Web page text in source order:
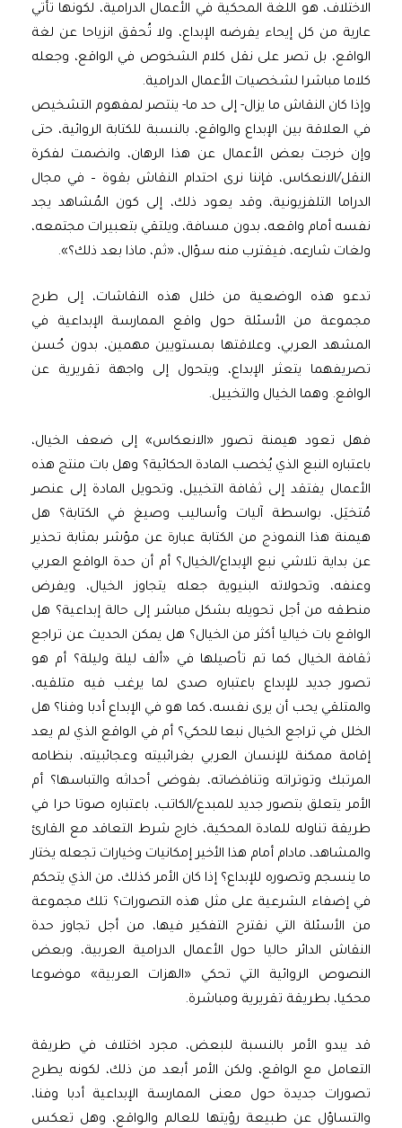
الاختلاف، هو اللغة المحكية في الأعمال الدرامية، لكونها تأتي
عارية من كل إيحاء يفرضه الإبداع، ولا تُحقق انزياحا عن لغة
الواقع، بل تصر على نقل كلام الشخوص في الواقع، وجعله
كلاما مباشرا لشخصيات الأعمال الدرامية.
وإذا كان النقاش ما يزال- إلى حد ما- ينتصر لمفهوم التشخيص
في العلاقة بين الإبداع والواقع، بالنسبة للكتابة الروائية، حتى
وإن خرجت بعض الأعمال عن هذا الرهان، وانضمت لفكرة
النقل/الانعكاس، فإننا نرى احتدام النقاش بقوة – في مجال
الدراما التلفزيونية، وقد يعود ذلك، إلى كون المُشاهد يجد
نفسه أمام واقعه، بدون مسافة، ويلتقي بتعبيرات مجتمعه،
ولغات شارعه، فيقترب منه سؤال، «ثم، ماذا بعد ذلك؟».
تدعو هذه الوضعية من خلال هذه النقاشات، إلى طرح
مجموعة من الأسئلة حول واقع الممارسة الإبداعية في
المشهد العربي، وعلاقتها بمستويين مهمين، بدون حُسن
تصريفهما يتعثر الإبداع، ويتحول إلى واجهة تقريرية عن
الواقع. وهما الخيال والتخييل.
فهل تعود هيمنة تصور «الانعكاس» إلى ضعف الخيال،
باعتباره النبع الذي يُخصب المادة الحكائية؟ وهل بات منتج هذه
الأعمال يفتقد إلى ثقافة التخييل، وتحويل المادة إلى عنصر
مُتخيَل، بواسطة آليات وأساليب وصيغ في الكتابة؟ هل
هيمنة هذا النموذج من الكتابة عبارة عن مؤشر بمثابة تحذير
عن بداية تلاشي نبع الإبداع/الخيال؟ أم أن حدة الواقع العربي
وعنفه، وتحولاته البنيوية جعله يتجاوز الخيال، ويفرض
منطقه من أجل تحويله بشكل مباشر إلى حالة إبداعية؟ هل
الواقع بات خياليا أكثر من الخيال؟ هل يمكن الحديث عن تراجع
ثقافة الخيال كما تم تأصيلها في «ألف ليلة وليلة؟ أم هو
تصور جديد للإبداع باعتباره صدى لما يرغب فيه متلقيه،
والمتلقي يحب أن يرى نفسه، كما هو في الإبداع أدبا وفنا؟ هل
الخلل في تراجع الخيال نبعا للحكي؟ أم في الواقع الذي لم يعد
إقامة ممكنة للإنسان العربي بغرائبيته وعجائبيته، بنظامه
المرتبك وتوتراته وتناقضاته، بفوضى أحداثه والتباسها؟ أم
الأمر يتعلق بتصور جديد للمبدع/الكاتب، باعتباره صوتا حرا في
طريقة تناوله للمادة المحكية، خارج شرط التعاقد مع القارئ
والمشاهد، مادام أمام هذا الأخير إمكانيات وخيارات تجعله يختار
ما ينسجم وتصوره للإبداع؟ إذا كان الأمر كذلك، من الذي يتحكم
في إضفاء الشرعية على مثل هذه التصورات؟ تلك مجموعة
من الأسئلة التي نقترح التفكير فيها، من أجل تجاوز حدة
النقاش الدائر حاليا حول الأعمال الدرامية العربية، وبعض
النصوص الروائية التي تحكي «الهزات العربية» موضوعا
محكيا، بطريقة تقريرية ومباشرة.
قد يبدو الأمر بالنسبة للبعض، مجرد اختلاف في طريقة
التعامل مع الواقع، ولكن الأمر أبعد من ذلك، لكونه يطرح
تصورات جديدة حول معنى الممارسة الإبداعية أدبا وفنا،
والتساؤل عن طبيعة رؤيتها للعالم والواقع، وهل تعكس